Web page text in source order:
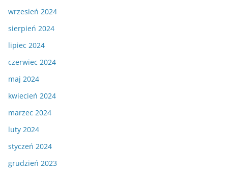
wrzesień 2024
sierpień 2024
lipiec 2024
czerwiec 2024
maj 2024
kwiecień 2024
marzec 2024
luty 2024
styczeń 2024
grudzień 2023